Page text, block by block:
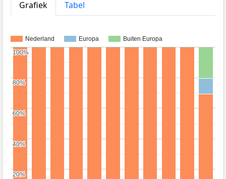
Grafiek
Tabel
Nederland Europa Buiten Europa
20%
20%
40%
40%
60%
60%
80%
80%
100%
100%